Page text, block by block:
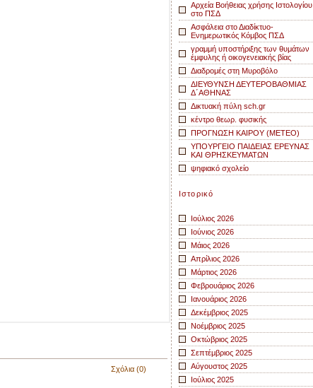
Σχόλια (0)
Αρχεία Βοήθειας χρήσης Ιστολογίου
στο ΠΣΔ
Ασφάλεια στο Διαδίκτυο-
Ενημερωτικός Κόμβος ΠΣΔ
γραμμή υποστήριξης των θυμάτων
έμφυλης ή οικογενειακής βίας
Διαδρομές στη Μυροβόλο
ΔΙΕΥΘΥΝΣΗ ΔΕΥΤΕΡΟΒΑΘΜΙΑΣ
Δ΄ΑΘΗΝΑΣ
Δικτυακή πύλη sch.gr
κέντρο θεωρ. φυσικής
ΠΡΟΓΝΩΣΗ ΚΑΙΡΟΥ (METEO)
ΥΠΟΥΡΓΕΙΟ ΠΑΙΔΕΙΑΣ ΕΡΕΥΝΑΣ
ΚΑΙ ΘΡΗΣΚΕΥΜΑΤΩΝ
ψηφιακό σχολείο
Ιστορικό
Ιούλιος 2026
Ιούνιος 2026
Μάιος 2026
Απρίλιος 2026
Μάρτιος 2026
Φεβρουάριος 2026
Ιανουάριος 2026
Δεκέμβριος 2025
Νοέμβριος 2025
Οκτώβριος 2025
Σεπτέμβριος 2025
Αύγουστος 2025
Ιούλιος 2025